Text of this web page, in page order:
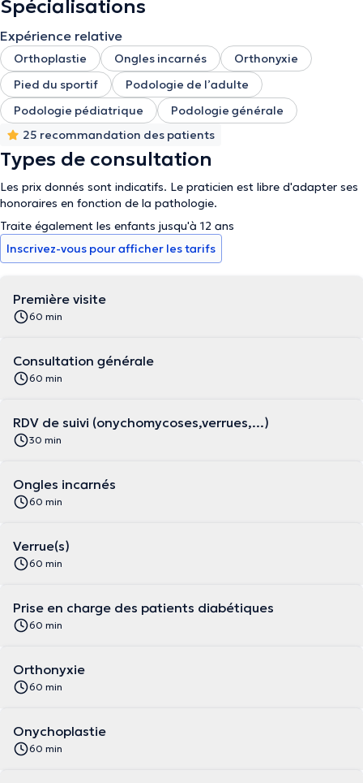
chaussage. C’est dans une ambiance chaleureuse et
EPIONE à Saint-Gilles. N’hésitez pas à sauter le pas !
Spécialisations
Expérience relative
Orthoplastie Ongles incarnés
Orthonyxie
Pied du sportif
Podologie de l’adulte
Podologie pédiatrique
Podologie générale
25 recommandation des patients
Types de consultation
Les prix donnés sont indicatifs. Le praticien est libre d'adapter ses
honoraires en fonction de la pathologie.
Traite également les enfants jusqu'à 12 ans
Inscrivez-vous pour afficher les tarifs
Première visite
60 min
Consultation générale
60 min
RDV de suivi (onychomycoses,verrues,...)
30 min
Ongles incarnés
60 min
Verrue(s)
60 min
Prise en charge des patients diabétiques
60 min
Orthonyxie
60 min
Onychoplastie
60 min